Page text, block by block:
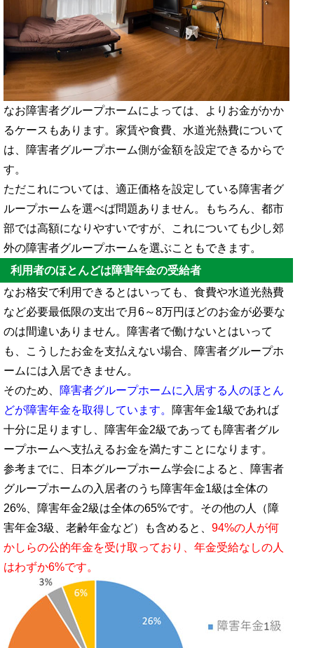
なお障害者グループホームによっては、よりお金がかか
るケースもあります。家賃や食費、水道光熱費について
は、障害者グループホーム側が金額を設定できるからで
す。
ただこれについては、適正価格を設定している障害者グ
ループホームを選べば問題ありません。もちろん、都市
部では高額になりやすいですが、これについても少し郊
外の障害者グループホームを選ぶこともできます。
利用者のほとんどは障害年金の受給者
なお格安で利用できるとはいっても、食費や水道光熱費
など必要最低限の支出で月6～8万円ほどのお金が必要な
のは間違いありません。障害者で働けないとはいって
も、こうしたお金を支払えない場合、障害者グループホ
ームには入居できません。
そのため、 障害者グループホームに入居する人のほとん
どが障害年金を取得しています。 障害年金1級であれば
十分に足りますし、障害年金2級であっても障害者グル
ープホームへ支払えるお金を満たすことになります。
参考までに、日本グループホーム学会によると、障害者
グループホームの入居者のうち障害年金1級は全体の
26%、障害年金2級は全体の65%です。その他の人（障
害年金3級、老齢年金など）も含めると、 94%の人が何
かしらの公的年金を受け取っており、年金受給なしの人
はわずか6%です。